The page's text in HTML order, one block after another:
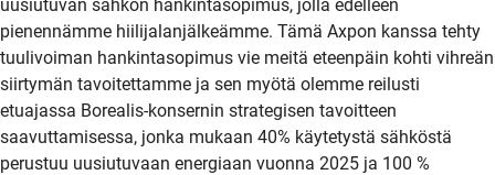
uusiutuvan sähkön hankintasopimus, jolla edelleen
pienennämme hiilijalanjälkeämme. Tämä Axpon kanssa tehty
tuulivoiman hankintasopimus vie meitä eteenpäin kohti vihreän
siirtymän tavoitettamme ja sen myötä olemme reilusti
etuajassa Borealis-konsernin strategisen tavoitteen
saavuttamisessa, jonka mukaan 40% käytetystä sähköstä
perustuu uusiutuvaan energiaan vuonna 2025 ja 100 %